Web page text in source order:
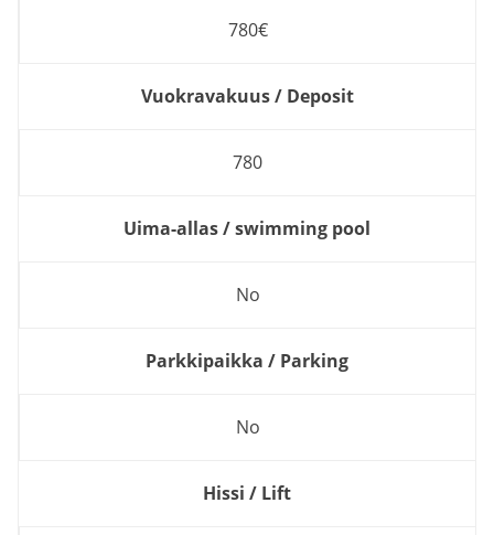
780€
Vuokravakuus / Deposit
780
Uima-allas / swimming pool
No
Parkkipaikka / Parking
No
Hissi / Lift